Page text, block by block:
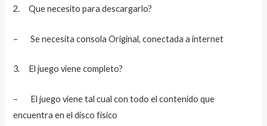
2. Que necesito para descargarlo?
– Se necesita consola Original, conectada a internet
3. El juego viene completo?
– El juego viene tal cual con todo el contenido que
encuentra en el disco físico